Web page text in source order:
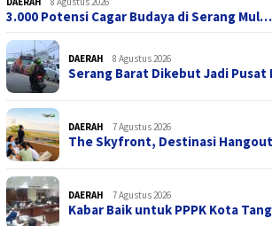
3.000 Potensi Cagar Budaya di Serang Mul…
DAERAH 8 Agustus 2026
Serang Barat Dikebut Jadi
DAERAH 7 Agustus 2026
The Skyfront, Destinasi
DAERAH 7 Agustus 2026
Kabar Baik untuk PPPK Kota